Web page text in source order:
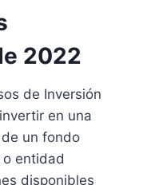
2022
de Inversión
en una
un fondo
entidad
disponibles